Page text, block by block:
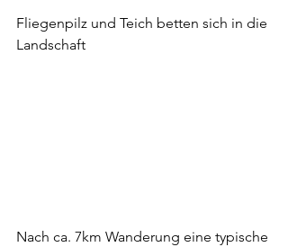
Fliegenpilz und Teich betten sich in die
Landschaft
Nach ca. 7km Wanderung eine typische